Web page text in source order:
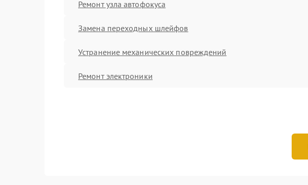
Ремонт узла автофокуса
Замена переходных шлейфов
Устранение механических повреждений
Ремонт электроники